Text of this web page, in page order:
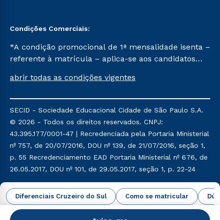
Diferenciais Cruzeiro do Sul Como se matricular
Condições Comerciais:
*A condição promocional de 1ª mensalidade isenta –
referente à matrícula – aplica-se aos candidatos
na prova on-line ou agendada, que ofertam bolsas
semestre vigente, que ainda não tenham efetivado
e/ou não tenham cancelado ou trancado sua
matrícula em uma das Instituições da Cruzeiro do
Sul Educacional, no período de um ano. Tais
condições não se aplicam aos cursos de Medicina, e
também para matriculados via FIES, Prouni e
acumula com nenhuma outra campanha ofertada
pela Instituição.
abrir todas as condições vigentes
SECID - Sociedade Educacional Cidade de São Paulo S.A.
© 2026 - Todos os direitos reservados. CNPJ:
43.395.177/0001-47 | Recredenciada pela Portaria Ministerial
nº 757, de 20/07/2016, DOU nº 139, de 21/07/2016, seção 1,
p. 55 Recredenciamento EAD Portaria Ministerial nº 676, de
26.05.2017, DOU nº 101, de 29.05.2017, seção 1, p. 22-24
Política de Privacidade Política de Cookies